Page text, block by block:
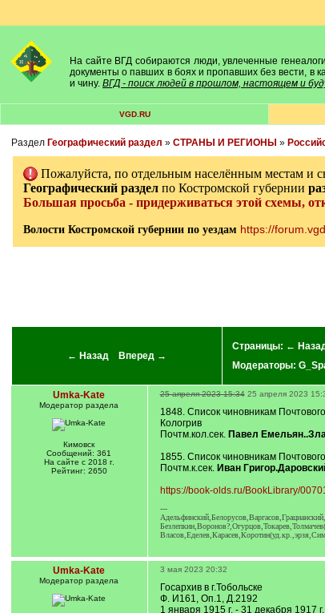
На сайте ВГД собираются люди, увлеченные
документы о павших в боях и пропавших без вести, в
и чину. ВГД - поиск людей в прошлом, настоящем и
VGD.RU
Раздел Географический раздел » СТРАНЫ И РЕГИОНЫ »
Пожалуйста, по отдельным населённым местам и
Географический разделпо Костромской губернии
Большая просьба - придерживаться этой схемы,
Волости Костромской губернии по уездам https://
← Назад Вперед →
Страницы: ←
Модераторы:
Umka-Kate
Модератор раздела
Кимовск
Сообщений: 361
На сайте с 2018 г.
Рейтинг: 2650
25 апреля 2023 15:34 25 апреля 2023
1848. Список чиновникам
Кологрив
Почтм.кол.сек. Павел
1855. Список чиновникам
Почтм.к.сек. Иван
https://book-olds.ru/BookLibrary/
---
Umka-Kate
Модератор раздела
3 мая 2023 20:32
Госархив в г.Тобольске
Ф. И161, Оп.1, Д.2192
1 января 1915 г. - 31 декабря 1917 г.